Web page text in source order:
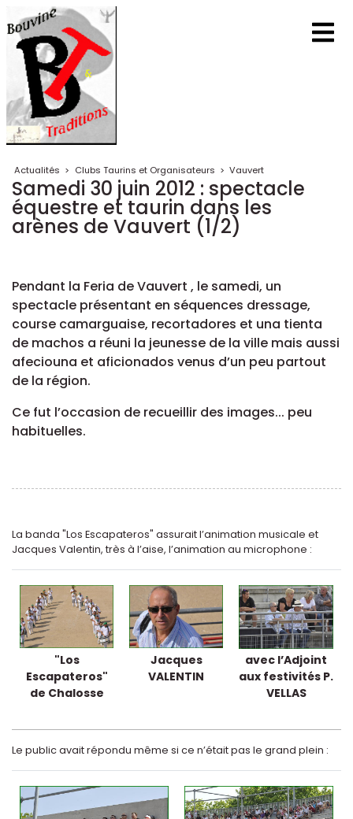
Actualités > Clubs Taurins et Organisateurs > Vauvert
Samedi 30 juin 2012 : spectacle
équestre et taurin dans les
arènes de Vauvert (1/2)
Pendant la Feria de Vauvert , le samedi, un
spectacle présentant en séquences dressage,
course camarguaise, recortadores et una tienta
de machos a réuni la jeunesse de la ville mais aussi
afeciouna et aficionados venus d’un peu partout
de la région.
Ce fut l’occasion de recueillir des images... peu
habituelles.
La banda "Los Escapateros" assurait l’animation musicale et
Jacques Valentin, très à l’aise, l’animation au microphone :
"Los
Escapateros"
de Chalosse
Jacques
VALENTIN
avec l’Adjoint
aux festivités P.
VELLAS
Le public avait répondu même si ce n’était pas le grand plein :